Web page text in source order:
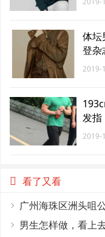
体坛
登杂
2019-
发指
2019-
看了又看
广州海珠区洲头咀
男生怎样做，看上